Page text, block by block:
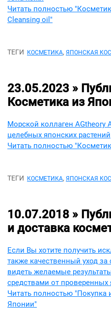
Читать полностью
Cleansing oil"
ТЕГИ КОСМЕТИКА, ЯПОНСКАЯ
23.05.2023 »
Косметика из
Морской коллаген AGtheory
целебных японских растений
Читать полностью
ТЕГИ КОСМЕТИКА, ЯПОНСКАЯ
10.07.2018 »
и доставка
Если Вы хотите получить
также качественный уход
видеть желаемые
средствами от проверенных
Читать полностью "Покупка
Японии"